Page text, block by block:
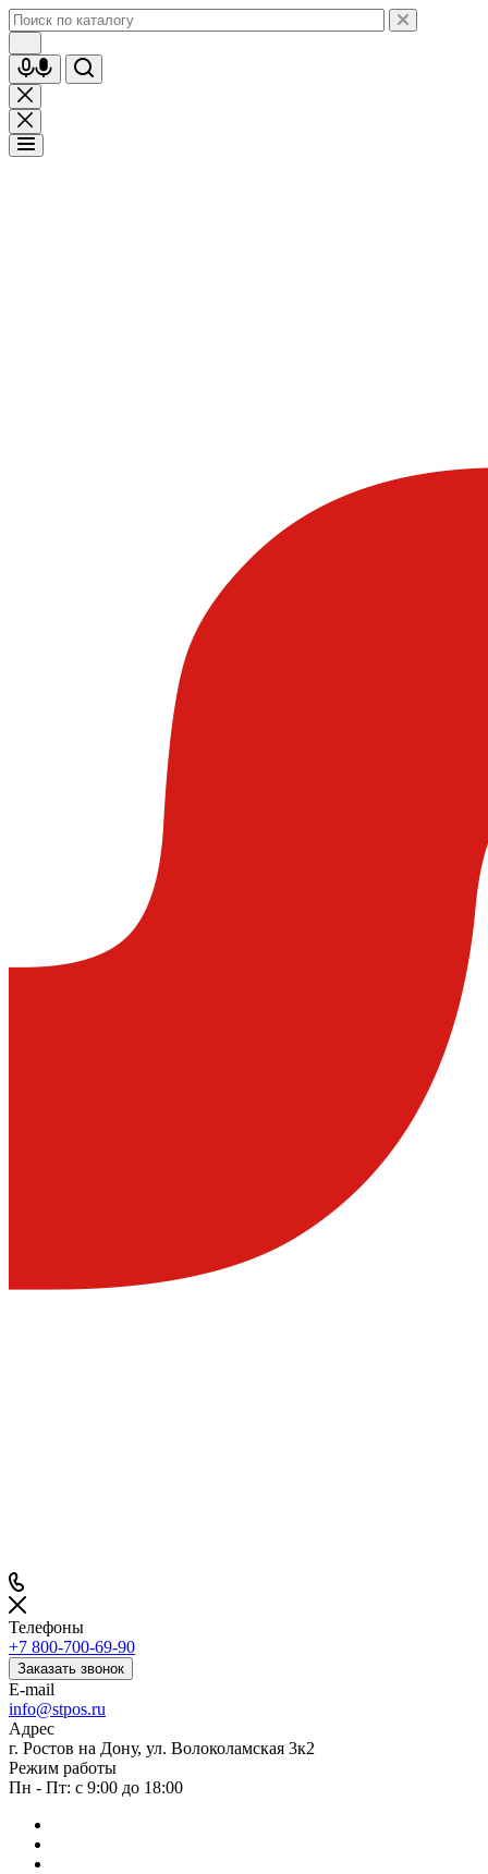
Телефоны
+7 800-700-69-90
Заказать звонок
E-mail
info@stpos.ru
Адрес
г. Ростов на Дону, ул. Волоколамская 3к2
Режим работы
Пн - Пт: с 9:00 до 18:00